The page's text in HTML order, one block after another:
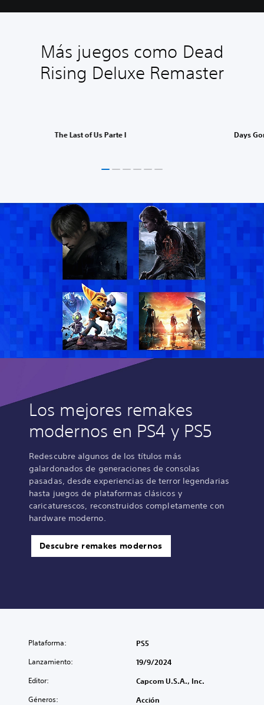
Más juegos como Dead
Rising Deluxe Remaster
The Last of Us Parte I Days
Los mejores remakes
modernos en PS4 y PS5
Redescubre algunos de los títulos más
galardonados de generaciones de consolas
pasadas, desde experiencias de terror legendarias
hasta juegos de plataformas clásicos y
caricaturescos, reconstruidos completamente con
hardware moderno.
Descubre remakes modernos
Plataforma: PS5
Lanzamiento: 19/9/2024
Editor: Capcom U.S.A., Inc.
Géneros: Acción